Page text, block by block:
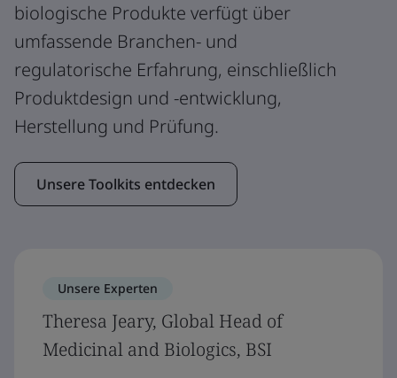
biologische Produkte verfügt über
umfassende Branchen- und
regulatorische Erfahrung, einschließlich
Produktdesign und -entwicklung,
Herstellung und Prüfung.
Unsere Toolkits entdecken
Unsere Experten
Theresa Jeary, Global Head of
Medicinal and Biologics, BSI